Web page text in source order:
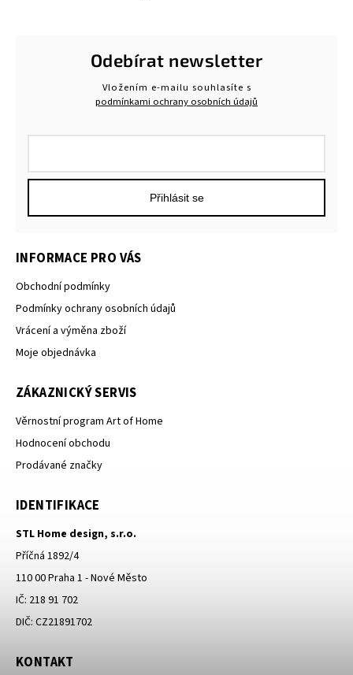
Odebírat newsletter
Vložením e-mailu souhlasíte s
podmínkami ochrany osobních údajů
Přihlásit se
INFORMACE PRO VÁS
Obchodní podmínky
Podmínky ochrany osobních údajů
Vrácení a výměna zboží
Moje objednávka
ZÁKAZNICKÝ SERVIS
Věrnostní program Art of Home
Hodnocení obchodu
Prodávané značky
IDENTIFIKACE
STL Home design, s.r.o.
Příčná 1892/4
110 00 Praha 1 - Nové Město
IČ: 218 91 702
DIČ: CZ21891702
KONTAKT